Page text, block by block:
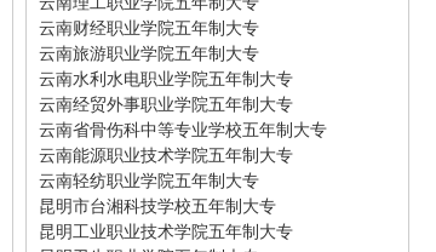
云南财经职业学院五年制大专
云南旅游职业学院五年制大专
云南水利水电职业学院五年制大专
云南经贸外事职业学院五年制大专
云南省骨伤科中等专业学校五年制大专
云南能源职业技术学院五年制大专
云南轻纺职业学院五年制大专
昆明市台湘科技学校五年制大专
昆明工业职业技术学院五年制大专